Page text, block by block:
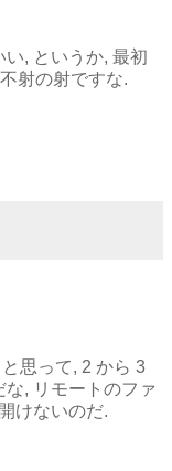
い, というか, 最初
射の射ですな.
思って, 2 から 3
, リモートのファ
けないのだ.